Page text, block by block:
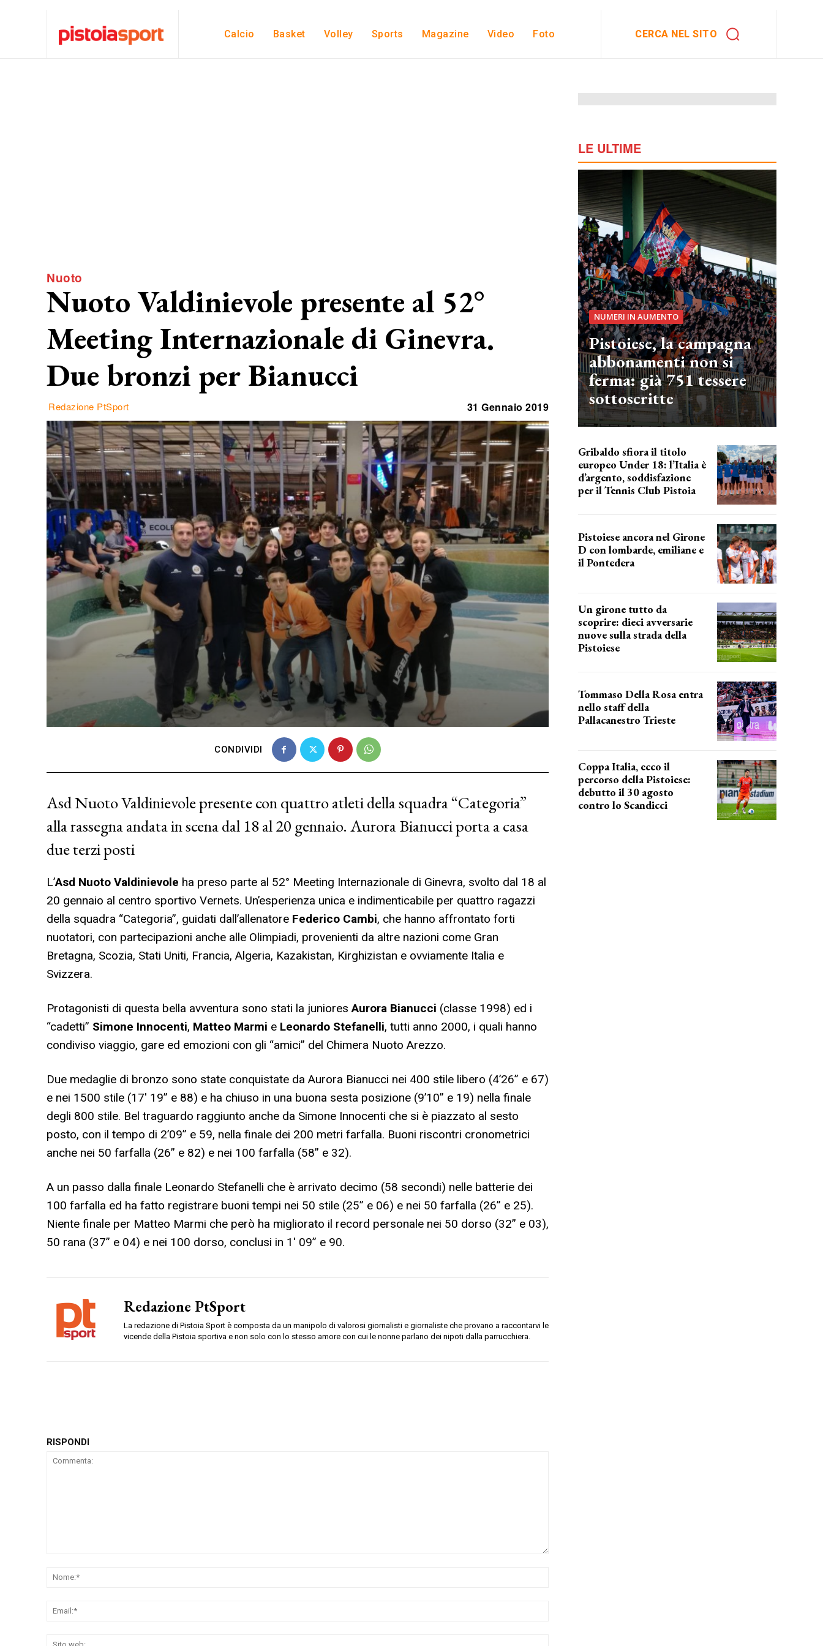
Calcio Basket Volley Sports Magazine Video Foto CERCA NEL SITO
Nuoto
Nuoto Valdinievole presente al 52°
Meeting Internazionale di Ginevra.
Due bronzi per Bianucci
Redazione PtSport 31 Gennaio 2019
CONDIVIDI
Asd Nuoto Valdinievole presente con quattro atleti della squadra “Categoria”
alla rassegna andata in scena dal 18 al 20 gennaio. Aurora Bianucci porta a casa
due terzi posti
L’Asd Nuoto Valdinievole ha preso parte al 52° Meeting Internazionale di Ginevra, svolto dal 18 al
20 gennaio al centro sportivo Vernets. Un’esperienza unica e indimenticabile per quattro ragazzi
della squadra “Categoria”, guidati dall’allenatore Federico Cambi, che hanno affrontato forti
nuotatori, con partecipazioni anche alle Olimpiadi, provenienti da altre nazioni come Gran
Bretagna, Scozia, Stati Uniti, Francia, Algeria, Kazakistan, Kirghizistan e ovviamente Italia e
Svizzera.
Protagonisti di questa bella avventura sono stati la junioresAurora Bianucci (classe 1998) ed i
“cadetti” Simone Innocenti, Matteo Marmi e Leonardo Stefanelli, tutti anno 2000, i quali hanno
condiviso viaggio, gare ed emozioni con gli “amici” del Chimera Nuoto Arezzo.
Due medaglie di bronzo sono state conquistate da Aurora Bianucci nei 400 stile libero (4’26” e 67)
e nei 1500 stile (17′ 19” e 88) e ha chiuso in una buona sesta posizione (9’10” e 19) nella finale
degli 800 stile. Bel traguardo raggiunto anche da Simone Innocenti che si è piazzato al sesto
posto, con il tempo di 2’09” e 59, nella finale dei 200 metri farfalla. Buoni riscontri cronometrici
anche nei 50 farfalla (26” e 82) e nei 100 farfalla (58” e 32).
A un passo dalla finale Leonardo Stefanelli che è arrivato decimo (58 secondi) nelle batterie dei
100 farfalla ed ha fatto registrare buoni tempi nei 50 stile (25” e 06) e nei 50 farfalla (26” e 25).
Niente finale per Matteo Marmi che però ha migliorato il record personale nei 50 dorso (32” e 03),
50 rana (37” e 04) e nei 100 dorso, conclusi in 1′ 09” e 90.
Redazione PtSport
La redazione di Pistoia Sport è composta da un manipolo di valorosi giornalisti e giornaliste che provano a raccontarvi le
vicende della Pistoia sportiva e non solo con lo stesso amore con cui le nonne parlano dei nipoti dalla parrucchiera.
RISPONDI
LE ULTIME
NUMERI IN AUMENTO
Pistoiese, la campagna
abbonamenti non si
ferma: già 751 tessere
sottoscritte
Gribaldo sfiora il titolo
europeo Under 18: l’Italia è
d’argento, soddisfazione
per il Tennis Club Pistoia
Pistoiese ancora nel Girone
D con lombarde, emiliane e
il Pontedera
Un girone tutto da
scoprire: dieci avversarie
nuove sulla strada della
Pistoiese
Tommaso Della Rosa entra
nello staff della
Pallacanestro Trieste
Coppa Italia, ecco il
percorso della Pistoiese:
debutto il 30 agosto
contro lo Scandicci